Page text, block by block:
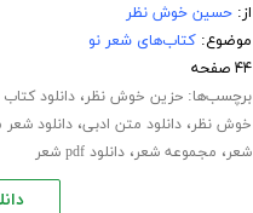
از:حسین خوش نظر
موضوع:کتاب‌های شعر نو
۴۴ صفحه
برچسب‌ها:حزین خوش نظر،دانلود
خوش نظر،دانلود متن ادبی،دانلود
شعر، مجموعه شعر،دانلود pdf شعر